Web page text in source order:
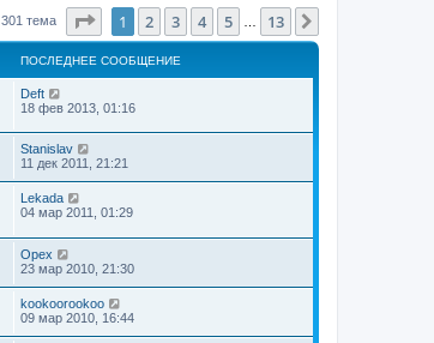
301 тема Страница1 из 13
1 2 3 4 5 13
ПОСЛЕДНЕЕ СООБЩЕНИЕ
Deft
18 фев 2013, 01:16
Stanislav
11 дек 2011, 21:21
Lekada
04 мар 2011, 01:29
Орех
23 мар 2010, 21:30
kookoorookoo
09 мар 2010, 16:44